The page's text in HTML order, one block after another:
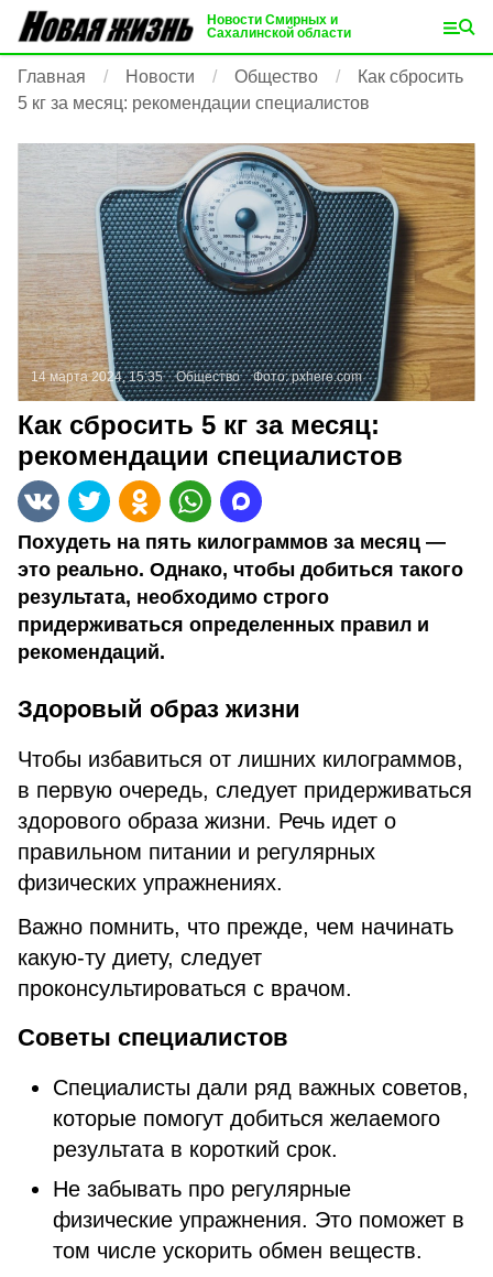
Новости Смирных и
Сахалинской области
Главная Новости Общество
Как сбросить
5 кг за месяц: рекомендации специалистов
14 марта 2024, 15:35 Общество Фото:pxhere.com
Как сбросить 5 кг за месяц:
рекомендации специалистов
Похудеть на пять килограммов за месяц —
это реально. Однако, чтобы добиться такого
результата, необходимо строго
придерживаться определенных правил и
рекомендаций.
Здоровый образ жизни
Чтобы избавиться от лишних килограммов,
в первую очередь, следует придерживаться
здорового образа жизни. Речь идет о
правильном питании и регулярных
физических упражнениях.
Важно помнить, что прежде, чем начинать
какую-ту диету, следует
проконсультироваться с врачом.
Советы специалистов
Специалисты дали ряд важных советов,
которые помогут добиться желаемого
результата в короткий срок.
Не забывать про регулярные
физические упражнения. Это поможет в
том числе ускорить обмен веществ.